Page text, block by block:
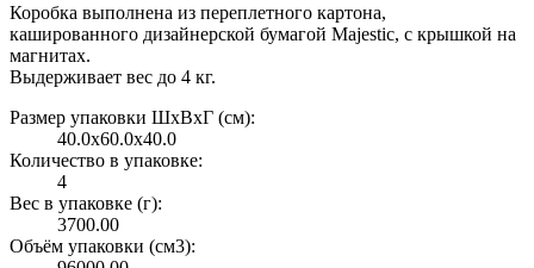
Коробка выполнена из переплетного картона,
кашированного дизайнерской бумагой Majestic, с крышкой на
магнитах.
Выдерживает вес до 4 кг.
Размер упаковки ШxВxГ (см):
40.0x60.0x40.0
Количество в упаковке:
4
Вес в упаковке (г):
3700.00
Объём упаковки (см3):